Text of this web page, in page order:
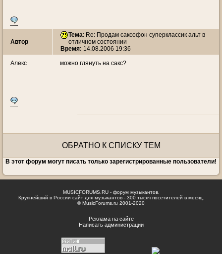
Автор
Тема: Re: Продам саксофон суперклассик альт в
отличном состоянии
Время: 14.08.2006 19:36
Алекс можно глянуть на сакс?
ОБРАТНО К СПИСКУ ТЕМ
В этот форум могут писать только зарегистрированные пользователи!
MUSICFORUMS.RU - форум музыкантов.
Крупнейший в России сайт для музыкантов - 300 тысяч посетителей в месяц.
© MusicForums.ru 2001-2020
Реклама на сайте
Написать администрации